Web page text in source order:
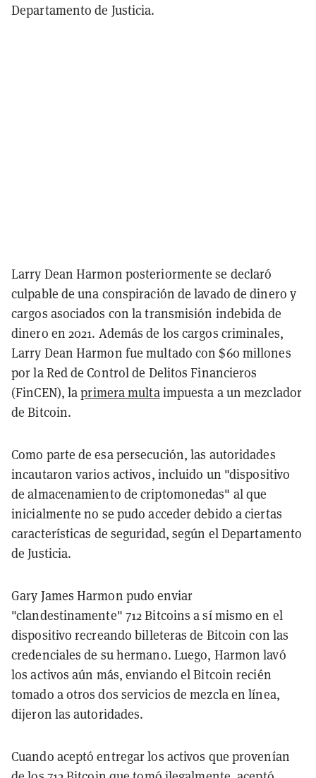
Departamento de Justicia.
Larry Dean Harmon posteriormente se declaró
culpable de una conspiración de lavado de dinero y
cargos asociados con la transmisión indebida de
dinero en 2021. Además de los cargos criminales,
Larry Dean Harmon fue multado con $60 millones
por la Red de Control de Delitos Financieros
(FinCEN), laprimera multaimpuesta a un mezclador
de Bitcoin.
Como parte de esa persecución, las autoridades
incautaron varios activos, incluido un "dispositivo
de almacenamiento de criptomonedas" al que
inicialmente no se pudo acceder debido a ciertas
características de seguridad, según el Departamento
de Justicia.
Gary James Harmon pudo enviar
"clandestinamente" 712 Bitcoins a sí mismo en el
dispositivo recreando billeteras de Bitcoin con las
credenciales de su hermano. Luego, Harmon lavó
los activos aún más, enviando el Bitcoin recién
tomado a otros dos servicios de mezcla en línea,
dijeron las autoridades.
Cuando aceptó entregar los activos que provenían